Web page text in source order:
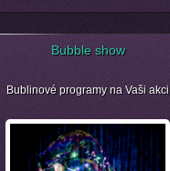
Bubble show
Bublinové programy na Vaši akci